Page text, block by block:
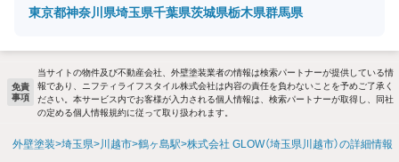
東京都神奈川県埼玉県千葉県茨城県栃木県群馬県
免責
事項
当サイトの物件及び不動産会社、外壁塗装業者の情報は検索パートナーが提供している情
報であり、ニフティライフスタイル株式会社は内容の責任を負わないことを予めご了承く
ださい。本サービス内でお客様が入力される個人情報は、検索パートナーが取得し、同社
の定める個人情報規約に従って取り扱われます。
外壁塗装 埼玉県 川越市 鶴ヶ島駅 株式会社 GLOW（埼玉県川越市）の詳細情報